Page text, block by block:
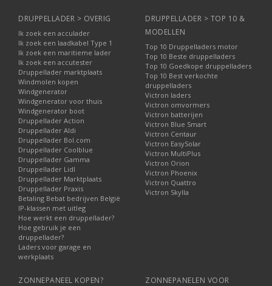
DRUPPELLADER > OVERIG
Ik zoek een acculader
Ik zoek een laadkabel Type 1
Ik zoek een maritieme lader
Ik zoek een accutester
Druppellader marktplaats
Windmolen kopen
Windgenerator
Windgenerator voor thuis
Windgenerator boot
Druppellader Action
Druppellader Aldi
Druppellader Bol.com
Druppellader Coolblue
Druppellader Gamma
Druppellader Lidl
Druppellader Marktplaats
Druppellader Praxis
Betaling Bebat bedrijven België
IP-klassen met uitleg
Hoe werkt een druppellader?
Hoe gebruik je een
druppellader?
Laders voor garage en
werkplaats
DRUPPELLADER > TOP 10 &
MODELLEN
Top 10 Druppelladers motor
Top 10 Beste druppelladers
Top 10 Goedkope druppelladers
Top 10 Best verkochte
druppelladers
Victron laders
Victron omvormers
Victron batterijen
Victron Blue Smart
Victron Centaur
Victron EasySolar
Victron MultiPlus
Victron Orion
Victron Phoenix
Victron Quattro
Victron Skylla
ZONNEPANEEL KOPEN? ZONNEPANELEN VOOR